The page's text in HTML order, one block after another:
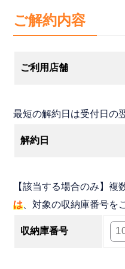
ご解約内容
ご利用店舗
最短の解約日は受付日の
解約日
【該当する場合のみ】複
は 、対象の収納庫番号を
収納庫番号